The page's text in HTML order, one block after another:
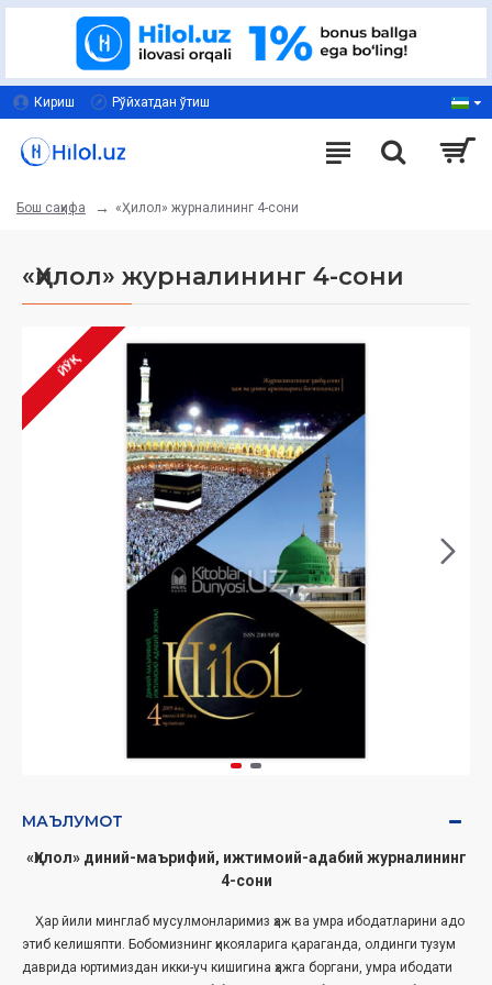
Кириш Рўйхатдан ўтиш
Бош саҳифа «Ҳилол» журналининг 4-сони
«Ҳилол» журналининг 4-сони
ЙЎҚ
МАЪЛУМОТ
«Ҳилол» диний-маърифий, ижтимоий-адабий журналининг
4-сони
Ҳар йили минглаб мусулмонларимиз ҳаж ва умра ибодатларини адо
этиб келишяпти. Бобомизнинг ҳикояларига қараганда, олдинги тузум
даврида юртимиздан икки-уч кишигина ҳажга боргани, умра ибодати